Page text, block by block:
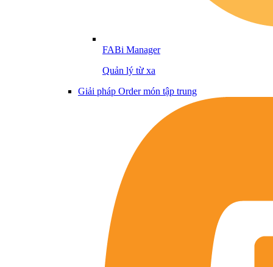
FABi Manager
Quản lý từ xa
Giải pháp Order món tập trung